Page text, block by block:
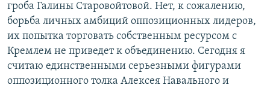
гроба Галины Старовойтовой. Нет, к сожалению,
борьба личных амбиций оппозиционных лидеров,
их попытка торговать собственным ресурсом с
Кремлем не приведет к объединению. Сегодня я
считаю единственными серьезными фигурами
оппозиционного толка Алексея Навального и